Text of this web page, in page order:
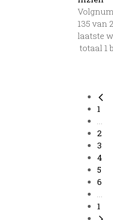
135 van
laatste
totaal 1
1
...
2
3
4
5
6
...
1